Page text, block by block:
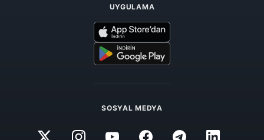
UYGULAMA
SOSYAL MEDYA